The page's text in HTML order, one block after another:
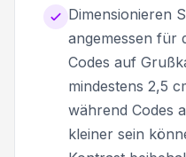
Dimensionieren
angemessen für
Codes auf
mindestens 2,5
während Codes
kleiner sein